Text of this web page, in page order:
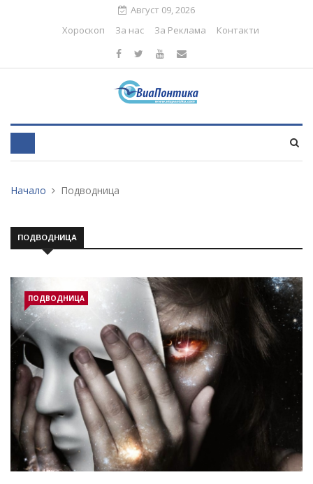
Август 09, 2026
Хороскоп
За нас За Реклама Контакти
Начало Подводница
ПОДВОДНИЦА
ПОДВОДНИЦА